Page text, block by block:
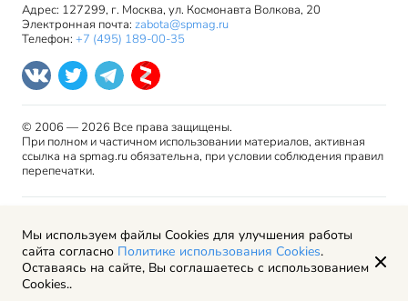
Адрес: 127299, г. Москва, ул. Космонавта Волкова, 20
Электронная почта: zabota@spmag.ru
Телефон: +7 (495) 189-00-35
© 2006 — 2026 Все права защищены.
При полном и частичном использовании материалов, активная
ссылка на spmag.ru обязательна, при условии соблюдения правил
перепечатки.
права
Пользовательское соглашение
Политика обработки персональных данных
Рекламодателям
Мы используем файлы Cookies для улучшения работы
сайта согласно Политике использования Cookies.
Оставаясь на сайте, Вы соглашаетесь с использованием
Cookies..